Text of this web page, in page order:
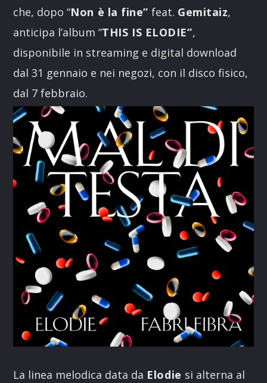
che, dopo “Non è la fine” feat. Gemitaiz,
anticipa l’album “THIS IS ELODIE”,
disponibile in streaming e digital download
dal 31 gennaio e nei negozi, con il disco fisico,
dal 7 febbraio.
La linea melodica data da Elodie si alterna al